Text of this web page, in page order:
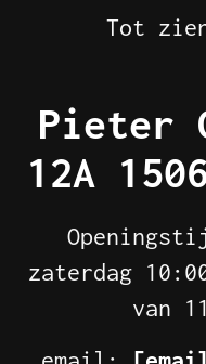
Tot
Pieter
12A
zaterdag
van